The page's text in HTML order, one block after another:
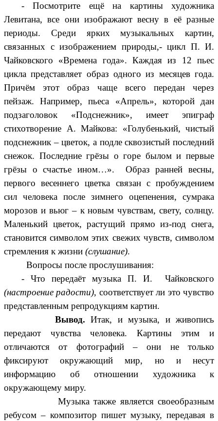
- Посмотрите ещё на картины художника
Левитана, все они изображают весну в её разные
периоды. Среди ярких музыкальных картин,
связанных с изображением природы,- цикл П. И.
Чайковского «Времена года». Каждая из 12 пьес
цикла представляет образ одного из месяцев года.
Причём этот образ чаще всего передан через
пейзаж. Например, пьеса «Апрель», которой дан
подзаголовок «Подснежник», имеет эпиграф
стихотворение А. Майкова: «Голубенький, чистый
подснежник – цветок, а подле сквозистый последний
снежок. Последние грёзы о горе былом и первые
грёзы о счастье ином…». Образ ранней весны,
первого весеннего цветка связан с пробуждением
сил человека после зимнего оцепенения, сумрака
морозов и вьюг – к новым чувствам, свету, солнцу.
Маленький цветок, растущий прямо из-под снега,
становится символом этих свежих чувств, символом
стремления к жизни (слушание).
Вопросы после прослушивания:
- Что передаёт музыка П. И. Чайковского
(настроение радости), соответствует ли это чувство
представленным репродукциям картин.
Вывод. Итак, и музыка, и живопись
передают чувства человека. Картины этим и
отличаются от фотографий – они не только
фиксируют окружающий мир, но и несут
информацию об отношении художника к
окружающему миру.
Музыка также является своеобразным
ребусом – композитор пишет музыку, передавая в